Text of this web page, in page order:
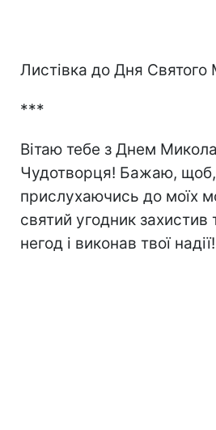
Листівка до Дня Святого
***
Вітаю тебе з Днем
Чудотворця! Бажаю, щоб,
прислухаючись до моїх
святий угодник захистив
негод і виконав твої надії!